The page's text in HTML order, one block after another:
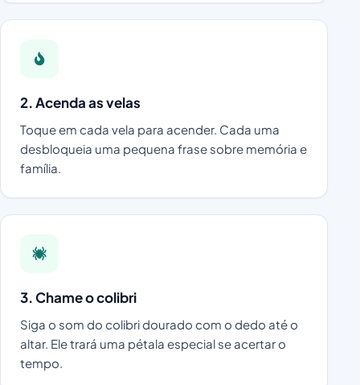
2. Acenda as velas
Toque em cada vela para acender. Cada uma
desbloqueia uma pequena frase sobre memória e
família.
3. Chame o colibri
Siga o som do colibri dourado com o dedo até o
altar. Ele trará uma pétala especial se acertar o
tempo.